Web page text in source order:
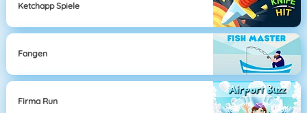
Ketchapp Spiele
Fangen
Firma Run